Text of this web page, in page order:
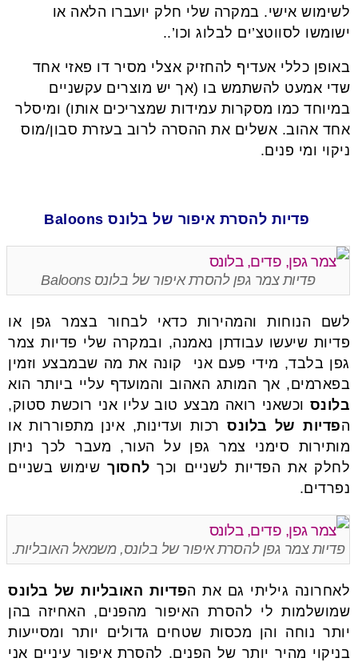
לשימוש אישי. במקרה שלי חלק יועברו הלאה או
ישומשו לסווטצ’ים לבלוג וכו’..
באופן כללי אעדיף להחזיק אצלי מסיר דו פאזי אחד
שדי אמעט להשתמש בו (אך יש מוצרים עקשניים
במיוחד כמו מסקרות עמידות שמצריכים אותו) ומיסלר
אחד אהוב. אשלים את ההסרה לרוב בעזרת סבון/מוס
ניקוי ומי פנים.
פדיות להסרת איפור של בלונס Baloons
פדיות צמר גפן להסרת איפור של בלונס Baloons
לשם הנוחות והמהירות כדאי לבחור בצמר גפן או
פדיות שיעשו עבודתן נאמנה, ובמקרה שלי פדיות צמר
גפן בלבד, מידי פעם אני קונה את מה שבמבצע וזמין
בפארמים, אך המותג האהוב והמועדף עליי ביותר הוא
בלונס וכשאני רואה מבצע טוב עליו אני רוכשת סטוק,
הפדיות של בלונסרכות ועדינות, אינן מתפוררות או
מותירות סימני צמר גפן על העור, מעבר לכך ניתן
לחלק את הפדיות לשניים וכךלחסוךשימוש בשניים
נפרדים.
פדיות צמר גפן להסרת איפור של בלונס, משמאל האובליות.
לאחרונה גיליתי גם את הפדיות האובליות של בלונס
שמושלמות לי להסרת האיפור מהפנים, האחיזה בהן
יותר נוחה והן מכסות שטחים גדולים יותר ומסייעות
בניקוי מהיר יותר של הפנים. להסרת איפור עיניים אני